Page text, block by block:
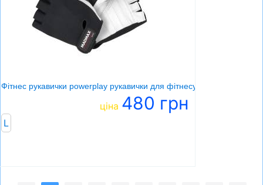
Фітнес рукавички powerplay рукавички для фітнесу
ціна 480 грн
L